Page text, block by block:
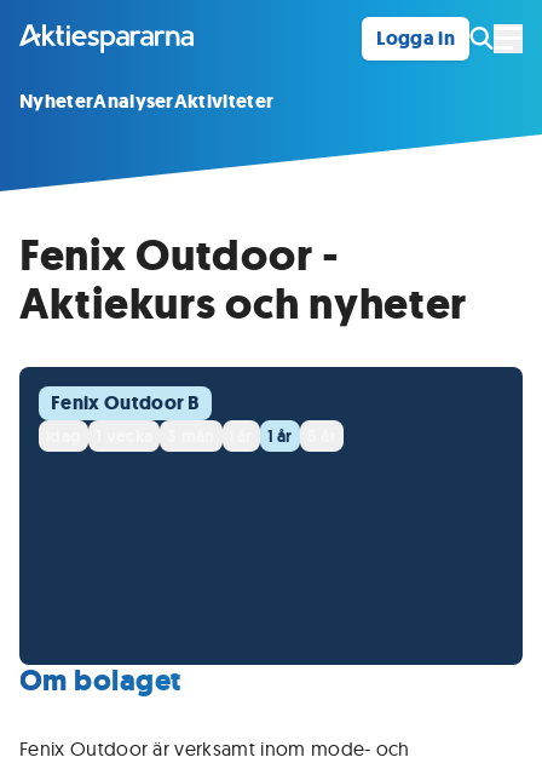
Logga in
NyheterAnalyserAktiviteter
Fenix Outdoor -
Aktiekurs och nyheter
Fenix Outdoor B
1 år
Om bolaget
Fenix Outdoor är verksamt inom mode- och